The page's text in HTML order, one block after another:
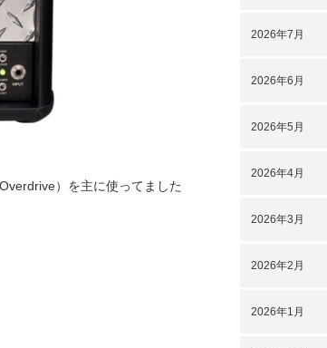
）を主に使ってました
2026年7月
2026年6月
2026年5月
2026年4月
2026年3月
2026年2月
2026年1月